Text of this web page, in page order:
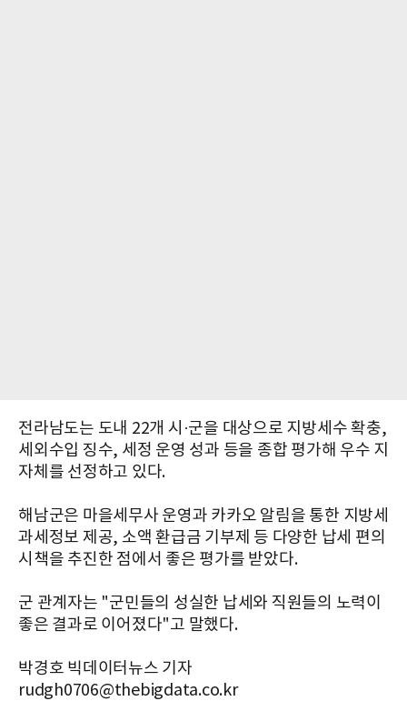
전라남도는 도내 22개 시·군을 대상으로 지방세수 확충,
세외수입 징수, 세정 운영 성과 등을 종합 평가해 우수 지
자체를 선정하고 있다.
해남군은 마을세무사 운영과 카카오 알림을 통한 지방세
과세정보 제공, 소액 환급금 기부제 등 다양한 납세 편의
시책을 추진한 점에서 좋은 평가를 받았다.
군 관계자는 "군민들의 성실한 납세와 직원들의 노력이
좋은 결과로 이어졌다"고 말했다.
박경호 빅데이터뉴스 기자
rudgh0706@thebigdata.co.kr